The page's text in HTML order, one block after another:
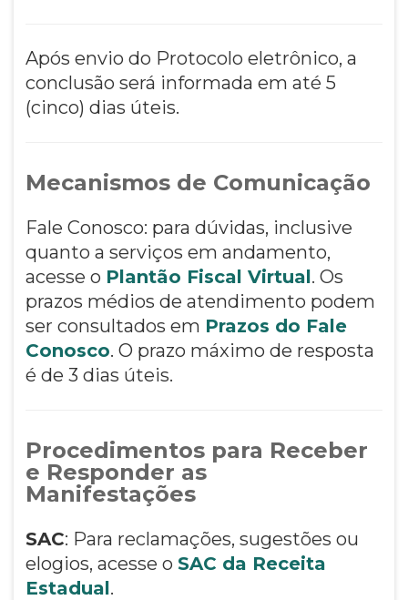
Após envio do Protocolo eletrônico, a
conclusão será informada em até 5
(cinco) dias úteis.
Mecanismos de Comunicação
Fale Conosco: para dúvidas, inclusive
quanto a serviços em andamento,
acesse o Plantão Fiscal Virtual. Os
prazos médios de atendimento podem
ser consultados em Prazos do Fale
Conosco. O prazo máximo de resposta
é de 3 dias úteis.
Procedimentos para Receber
e Responder as
Manifestações
SAC: Para reclamações, sugestões ou
elogios, acesse o SAC da Receita
Estadual.